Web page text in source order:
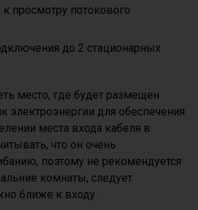
к просмотру потокового
до 2 стационарных
место, где будет размещен
электроэнергии для обеспечения
места входа кабеля в
что он очень
поэтому не рекомендуется
комнаты, следует
ближе к входу.